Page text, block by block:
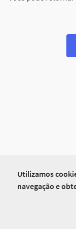
Utilizamos
navegação e